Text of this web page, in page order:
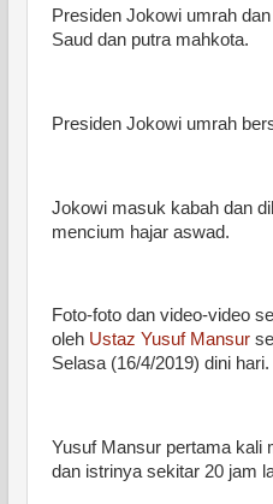
Presiden Jokowi umrah
Saud dan putra mahkota.
Presiden Jokowi umrah
Jokowi masuk kabah dan
mencium hajar aswad.
Foto-foto dan video-video
oleh Ustaz Yusuf Mansur
Selasa (16/4/2019) dini hari.
Yusuf Mansur pertama kali
dan istrinya sekitar 20 jam